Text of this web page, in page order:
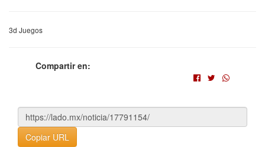
3d Juegos
Compartir en:
Copiar URL